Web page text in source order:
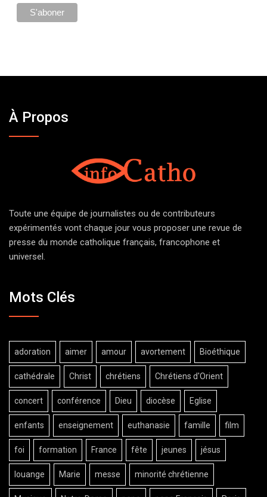
À Propos
Toute une équipe de journalistes ou de contributeurs
expérimentés vont chaque jour vous proposer une revue de
presse du monde catholique français, francophone et
universel.
Mots Clés
adoration aimer amour avortement Bioéthique
cathédrale Christ chrétiens Chrétiens d'Orient
concert conférence Dieu diocèse Eglise
enfants enseignement euthanasie famille film
foi formation France fête jeunes jésus
louange Marie messe minorité chrétienne